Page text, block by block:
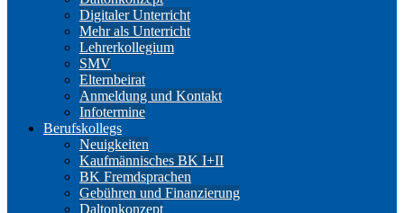
Digitaler Unterricht
Mehr als Unterricht
Lehrerkollegium
SMV
Elternbeirat
Anmeldung und Kontakt
Infotermine
Berufskollegs
Neuigkeiten
Kaufmännisches BK I+II
BK Fremdsprachen
Gebühren und Finanzierung
Daltonkonzept